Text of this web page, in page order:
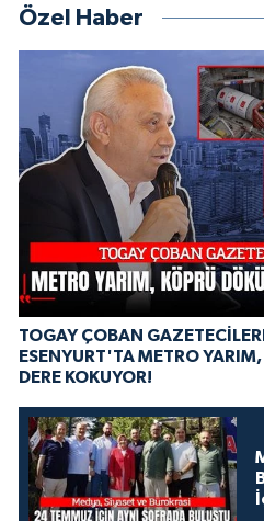
Özel Haber
TOGAY ÇOBAN
ESENYURT'TA METRO
DERE KOKUYOR!